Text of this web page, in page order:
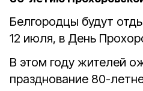
Белгородцы будут
12 июля, в День
В этом году жителей
празднование 80-